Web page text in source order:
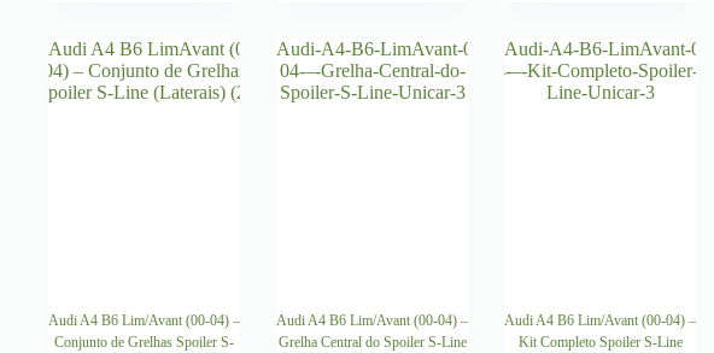
Audi A4 B6 Lim/Avant (00-04) –
Conjunto de Grelhas Spoiler S-
Audi A4 B6 Lim/Avant (00-04) –
Grelha Central do Spoiler S-Line
Audi A4 B6 Lim/Avant (00-04) –
Kit Completo Spoiler S-Line